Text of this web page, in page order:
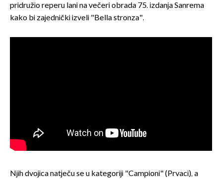
pridružio reperu lani na večeri obrada 75. izdanja Sanrema
kako bi zajednički izveli "Bella stronza".
Njih dvojica natječu se u kategoriji "Campioni" (Prvaci), a